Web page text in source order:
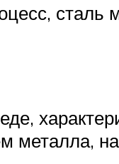
сталь
металла,